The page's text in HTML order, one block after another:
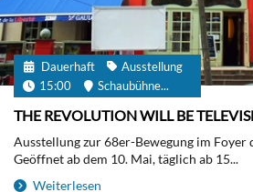
Dauerhaft
Ausstellung
15:00
Schaubühne...
THE REVOLUTION WILL BE
Ausstellung zur 68er-Bewegung im Foyer
Geöffnet ab dem 10. Mai, täglich ab 15...
Weiterlesen